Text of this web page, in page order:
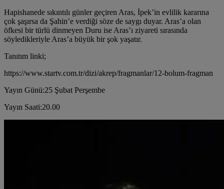
Hapishanede sıkıntılı günler geçiren Aras, İpek’in evlilik kararına
çok şaşırsa da Şahin’e verdiği söze de saygı duyar. Aras’a olan
öfkesi bir türlü dinmeyen Duru ise Aras’ı ziyareti sırasında
söyledikleriyle Aras’a büyük bir şok yaşatır.
Tanıtım linki;
https://www.startv.com.tr/dizi/akrep/fragmanlar/12-bolum-fragman
Yayın Günü:25 Şubat Perşembe
Yayın Saati:20.00